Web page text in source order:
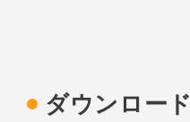
ダウンロード